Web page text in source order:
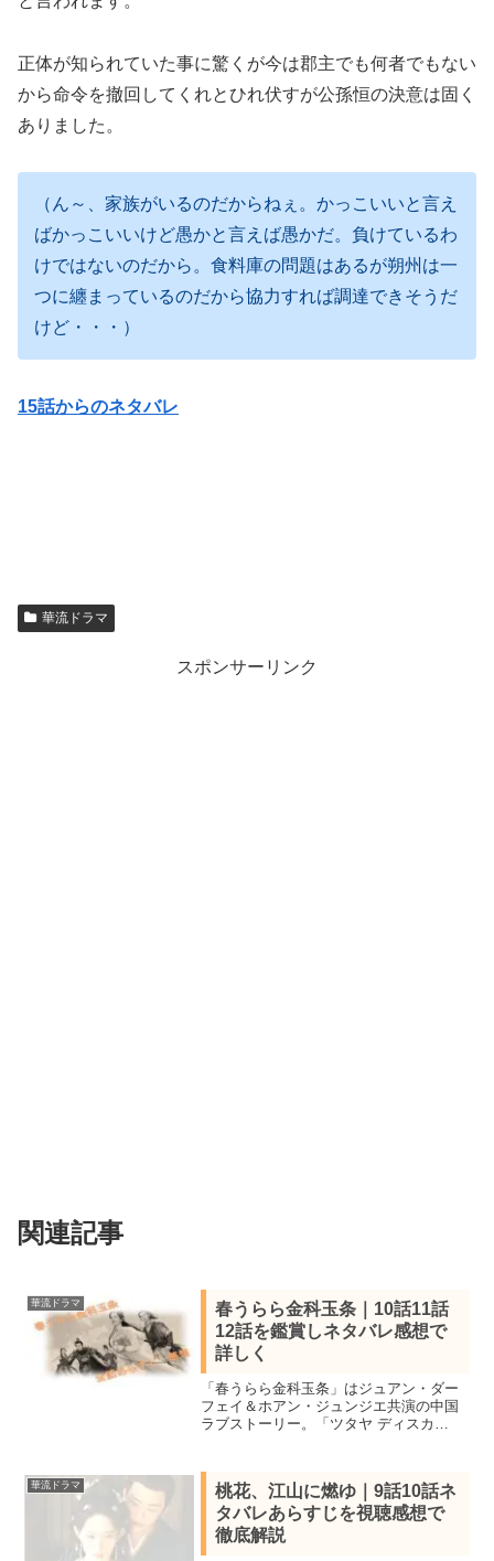
正体が知られていた事に驚くが今は郡主でも何者でもない
から命令を撤回してくれとひれ伏すが公孫恒の決意は固く
ありました。
（ん～、家族がいるのだからねぇ。かっこいいと言え
ばかっこいいけど愚かと言えば愚かだ。負けているわ
けではないのだから。食料庫の問題はあるが朔州は一
つに纏まっているのだから協力すれば調達できそうだ
けど・・・）
15話からのネタバレ
華流ドラマ
スポンサーリンク
関連記事
華流ドラマ
春うらら金科玉条｜10話11話
12話を鑑賞しネタバレ感想で
詳しく
「春うらら金科玉条」はジュアン・ダー
フェイ＆ホアン・ジュンジエ共演の中国
ラブストーリー。「ツタヤ ディスカ
詳しく紹介。お嬢様弁護士と謎の青年と
の秘密の恋
華流ドラマ
桃花、江山に燃ゆ｜9話10話ネ
タバレあらすじを視聴感想で
徹底解説